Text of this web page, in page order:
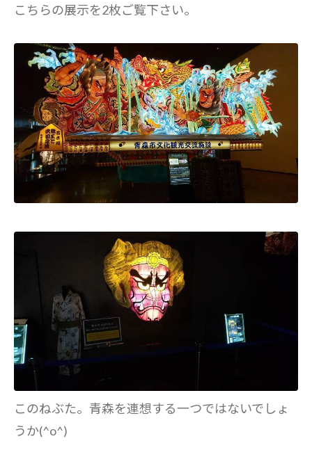
こちらの展示を2枚ご覧下さい。
このねぶた。青森を連想する一つではないでしょ
うか(^o^)